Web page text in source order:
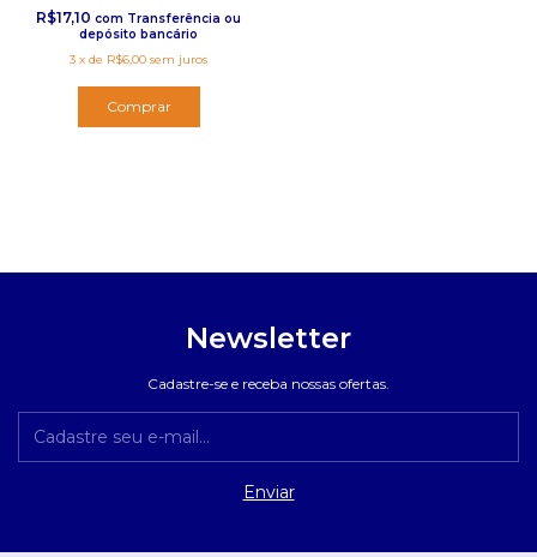
R$17,10com Transferência ou
depósito bancário
3 xde R$6,00 sem juros
Comprar
Newsletter
Cadastre-se e receba nossas ofertas.